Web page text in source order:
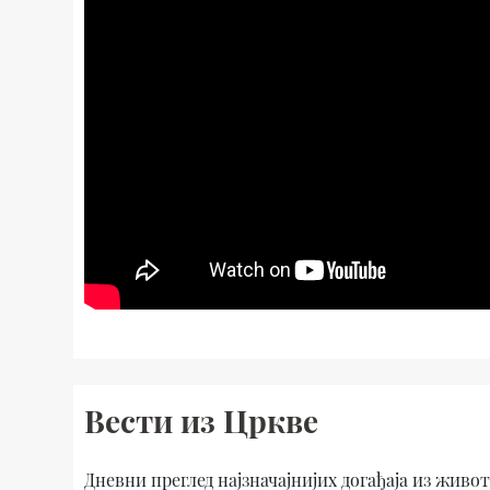
Вести из Цркве
Дневни преглед најзначајнијих догађаја из